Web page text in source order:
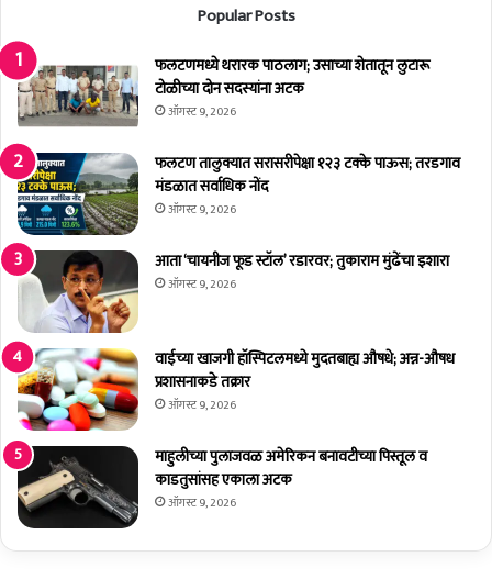
क्षे
त्रा
व
री
ल
पि
कां
ना
अ
व
का
ळी
चा
फ
ट
का
ब
स
ल्या
चा
न
ज
र
ल्या
नं
त
र
प्र
शा
स
ना
ची
न
र
ई
Popular Posts
फलटणमध्ये थरारक पाठलाग; उसाच्या शेतातून लुटारू
टोळीच्या दोन सदस्यांना अटक
ऑगस्ट 9, 2026
फलटण तालुक्यात सरासरीपेक्षा १२३ टक्के पाऊस; तरडगाव
मंडळात सर्वाधिक नोंद
ऑगस्ट 9, 2026
आता ‘चायनीज फूड स्टॉल’ रडारवर; तुकाराम मुंढेंचा इशारा
ऑगस्ट 9, 2026
वाईच्या खाजगी हॉस्पिटलमध्ये मुदतबाह्य औषधे; अन्न-औषध
प्रशासनाकडे तक्रार
ऑगस्ट 9, 2026
माहुलीच्या पुलाजवळ अमेरिकन बनावटीच्या पिस्तूल व
काडतुसांसह एकाला अटक
ऑगस्ट 9, 2026